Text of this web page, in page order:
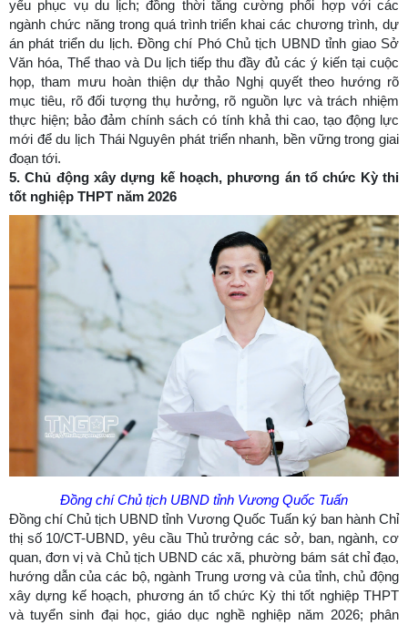
yếu phục vụ du lịch; đồng thời tăng cường phối hợp với các
ngành chức năng trong quá trình triển khai các chương trình, dự
án phát triển du lịch. Đồng chí Phó Chủ tịch UBND tỉnh giao Sở
Văn hóa, Thể thao và Du lịch tiếp thu đầy đủ các ý kiến tại cuộc
họp, tham mưu hoàn thiện dự thảo Nghị quyết theo hướng rõ
mục tiêu, rõ đối tượng thụ hưởng, rõ nguồn lực và trách nhiệm
thực hiện; bảo đảm chính sách có tính khả thi cao, tạo động lực
mới để du lịch Thái Nguyên phát triển nhanh, bền vững trong giai
đoạn tới.
5. Chủ động xây dựng kế hoạch, phương án tổ chức Kỳ thi
tốt nghiệp THPT năm 2026
Đồng chí Chủ tịch UBND tỉnh Vương Quốc Tuấn
Đồng chí Chủ tịch UBND tỉnh Vương Quốc Tuấn ký ban hành Chỉ
thị số 10/CT-UBND, yêu cầu Thủ trưởng các sở, ban, ngành, cơ
quan, đơn vị và Chủ tịch UBND các xã, phường bám sát chỉ đạo,
hướng dẫn của các bộ, ngành Trung ương và của tỉnh, chủ động
xây dựng kế hoạch, phương án tổ chức Kỳ thi tốt nghiệp THPT
và tuyển sinh đại học, giáo dục nghề nghiệp năm 2026; phân